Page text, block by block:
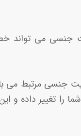
جنسی می تواند
جنسی مرتبط می
را تغییر داده و